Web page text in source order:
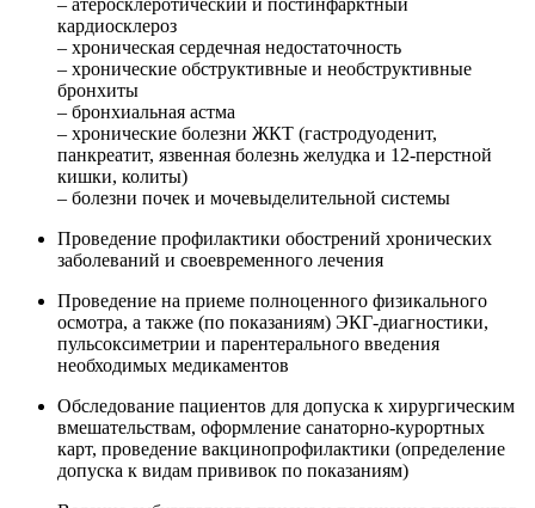
кардиосклероз
– хроническая сердечная недостаточность
– хронические обструктивные и необструктивные
бронхиты
– бронхиальная астма
– хронические болезни ЖКТ (гастродуоденит,
панкреатит, язвенная болезнь желудка и 12-перстной
кишки, колиты)
– болезни почек и мочевыделительной системы
Проведение профилактики обострений хронических
заболеваний и своевременного лечения
Проведение на приеме полноценного физикального
осмотра, а также (по показаниям) ЭКГ-диагностики,
пульсоксиметрии и парентерального введения
необходимых медикаментов
Обследование пациентов для допуска к хирургическим
вмешательствам, оформление санаторно-курортных
карт, проведение вакцинопрофилактики (определение
допуска к видам прививок по показаниям)